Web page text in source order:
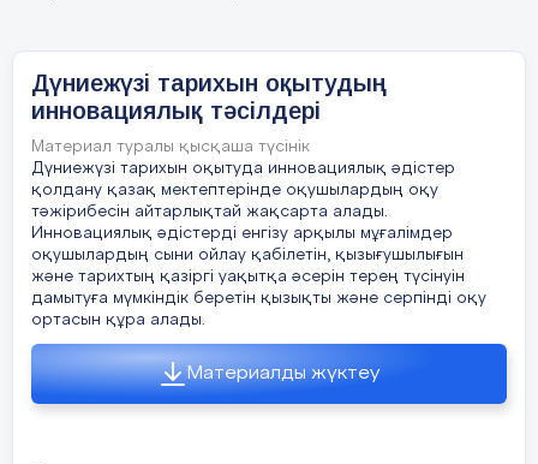
Дүниежүзі тарихын оқытудың
инновациялық тәсілдері
Материал туралы қысқаша түсінік
Дүниежүзі тарихын оқытуда инновациялық әдістер
қолдану қазақ мектептерінде оқушылардың оқу
тәжірибесін айтарлықтай жақсарта алады.
Инновациялық әдістерді енгізу арқылы мұғалімдер
оқушылардың сыни ойлау қабілетін, қызығушылығын
және тарихтың қазіргі уақытқа әсерін терең түсінуін
дамытуға мүмкіндік беретін қызықты және серпінді оқу
ортасын құра алады.
Материалды жүктеу